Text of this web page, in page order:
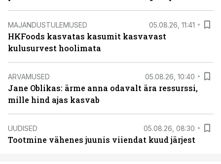
MAJANDUSTULEMUSED 05.08.26, 11:41
HKFoods kasvatas kasumit kasvavast
kulusurvest hoolimata
ARVAMUSED 05.08.26, 10:40
Jane Oblikas: ärme anna odavalt ära ressurssi,
mille hind ajas kasvab
UUDISED 05.08.26, 08:30
Tootmine vähenes juunis viiendat kuud järjest